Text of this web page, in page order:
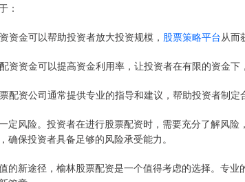
：
资金可以帮助投资者放大投资规模， 股票策略平台从而
资资金可以提高资金利用率，让投资者在有限的资金下
配资公司通常提供专业的指导和建议，帮助投资者制定
定风险。投资者在进行股票配资时，需要充分了解风
确保投资者具备足够的风险承受能力。
的新途径，榆林股票配资是一个值得考虑的选择。专业